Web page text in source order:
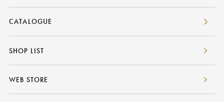
CATALOGUE
SHOP LIST
WEB STORE